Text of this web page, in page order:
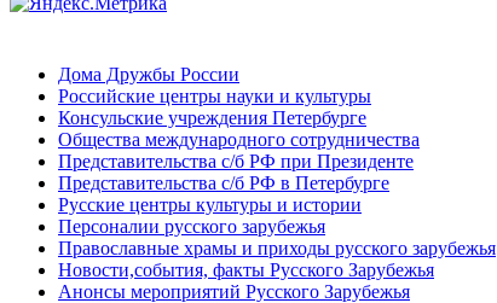
Дома Дружбы России
Российские центры науки и культуры
Консульские учреждения Петербурге
Общества международного сотрудничества
Представительства с/б РФ при Президенте
Представительства с/б РФ в Петербурге
Русские центры культуры и истории
Персоналии русского зарубежья
Православные храмы и приходы русского зарубежья
Новости,события, факты Русского Зарубежья
Анонсы мероприятий Русского Зарубежья